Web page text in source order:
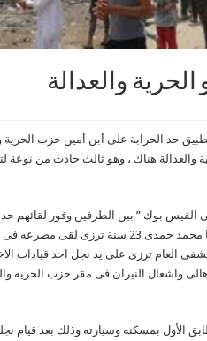
والعدالة
حد الحرابة على أبن أمين حزب الحرية
هناك ، وهو ثالث حادث من نوعة
بوك ” بين الطرفين وفور لقائهم
مشادات كلاميه تطورت الى اشتباكات أدت الى مقتل محمد ذكريا محمد حمدى 23 سنة ترزى
المستشفى العام ترزى على يد نجل احد قيادات
الأول بمسكنه وسيارته وذلك بعد قيام